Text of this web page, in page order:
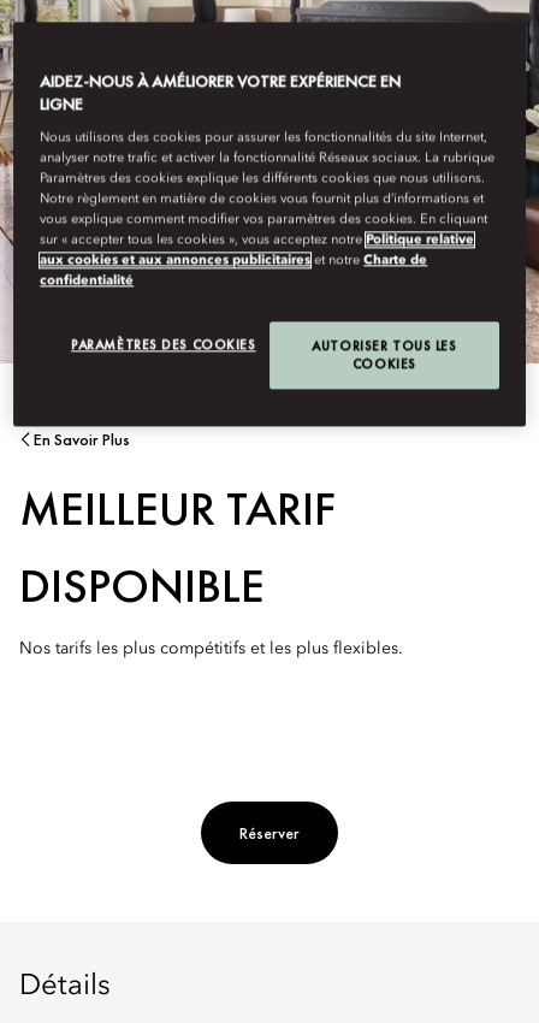
En Savoir Plus
MEILLEUR TARIF
DISPONIBLE
Nos tarifs les plus compétitifs et les plus flexibles.
Réserver
Détails
AIDEZ-NOUS À AMÉLIORER VOTRE EXPÉRIENCE EN
LIGNE
Nous utilisons des cookies pour assurer les fonctionnalités du site Internet,
analyser notre trafic et activer la fonctionnalité Réseaux sociaux. La rubrique
Paramètres des cookies explique les différents cookies que nous utilisons.
Notre règlement en matière de cookies vous fournit plus d’informations et
vous explique comment modifier vos paramètres des cookies. En cliquant
sur « accepter tous les cookies », vous acceptez notre Politique relative
aux cookies et aux annonces publicitaires et notreCharte de
confidentialité
PARAMÈTRES DES COOKIES
AUTORISER TOUS LES
COOKIES